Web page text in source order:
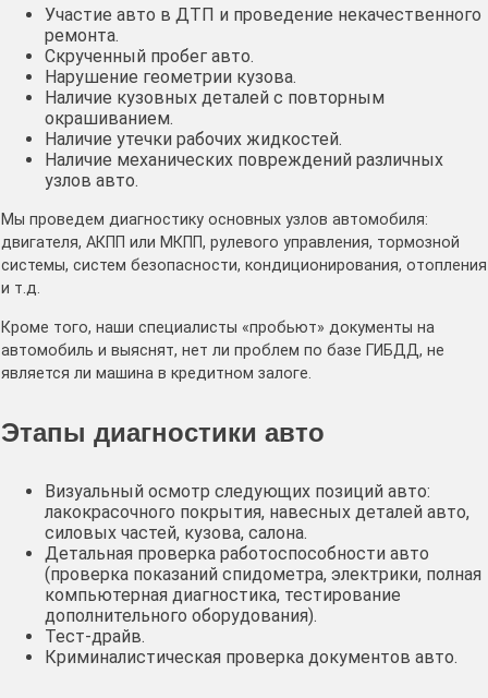
Участие авто в ДТП и проведение некачественного
ремонта.
Скрученный пробег авто.
Нарушение геометрии кузова.
Наличие кузовных деталей с повторным
окрашиванием.
Наличие утечки рабочих жидкостей.
Наличие механических повреждений различных
узлов авто.
Мы проведем диагностику основных узлов автомобиля:
двигателя, АКПП или МКПП, рулевого управления, тормозной
системы, систем безопасности, кондиционирования, отопления
и т.д.
Кроме того, наши специалисты «пробьют» документы на
автомобиль и выяснят, нет ли проблем по базе ГИБДД, не
является ли машина в кредитном залоге.
Этапы диагностики авто
Визуальный осмотр следующих позиций авто:
лакокрасочного покрытия, навесных деталей авто,
силовых частей, кузова, салона.
Детальная проверка работоспособности авто
(проверка показаний спидометра, электрики, полная
компьютерная диагностика, тестирование
дополнительного оборудования).
Тест-драйв.
Криминалистическая проверка документов авто.